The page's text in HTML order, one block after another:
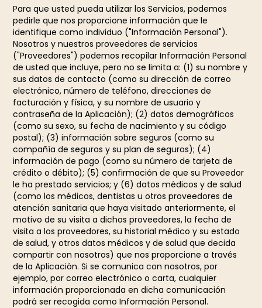
Para que usted pueda utilizar los Servicios, podemos
pedirle que nos proporcione información que le
identifique como individuo ("Información Personal").
Nosotros y nuestros proveedores de servicios
("Proveedores") podemos recopilar Información Personal
de usted que incluye, pero no se limita a: (1) su nombre y
sus datos de contacto (como su dirección de correo
electrónico, número de teléfono, direcciones de
facturación y física, y su nombre de usuario y
contraseña de la Aplicación); (2) datos demográficos
(como su sexo, su fecha de nacimiento y su código
postal); (3) información sobre seguros (como su
compañía de seguros y su plan de seguros); (4)
información de pago (como su número de tarjeta de
crédito o débito); (5) confirmación de que su Proveedor
le ha prestado servicios; y (6) datos médicos y de salud
(como los médicos, dentistas u otros proveedores de
atención sanitaria que haya visitado anteriormente, el
motivo de su visita a dichos proveedores, la fecha de
visita a los proveedores, su historial médico y su estado
de salud, y otros datos médicos y de salud que decida
compartir con nosotros) que nos proporcione a través
de la Aplicación. Si se comunica con nosotros, por
ejemplo, por correo electrónico o carta, cualquier
información proporcionada en dicha comunicación
podrá ser recogida como Información Personal.